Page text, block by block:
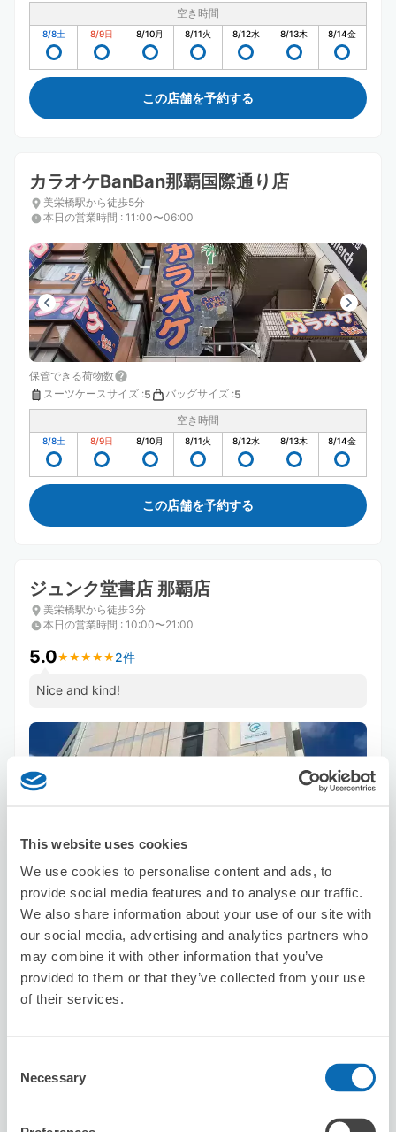
This website uses cookies
We use cookies to personalise content and ads, to
provide social media features and to analyse our traffic.
We also share information about your use of our site with
our social media, advertising and analytics partners who
may combine it with other information that you’ve
provided to them or that they’ve collected from your use
of their services.
Selection
Necessary
空き時間
8/8土 8/9日 8/10月 8/11火 8/12水 8/13木 8/14金
この店舗を予約する
カラオケBanBan那覇国際通り店
美栄橋駅から徒歩5分
本日の営業時間 : 11:00〜06:00
保管できる荷物数
スーツケースサイズ :5 バッグサイズ :5
空き時間
8/8土 8/9日 8/10月 8/11火 8/12水 8/13木 8/14金
この店舗を予約する
ジュンク堂書店 那覇店
美栄橋駅から徒歩3分
本日の営業時間 : 10:00〜21:00
5.0★ ★ ★ ★ ★
★ ★ ★ ★ ★ 2件
Nice and kind!
スーツケースサイズ :5 バッグサイズ:3
空き時間
8/8土 8/9日 8/10月 8/11火 8/12 水 8/13木 8/14 金
この店舗を予約する
美栄橋駅から徒歩6分